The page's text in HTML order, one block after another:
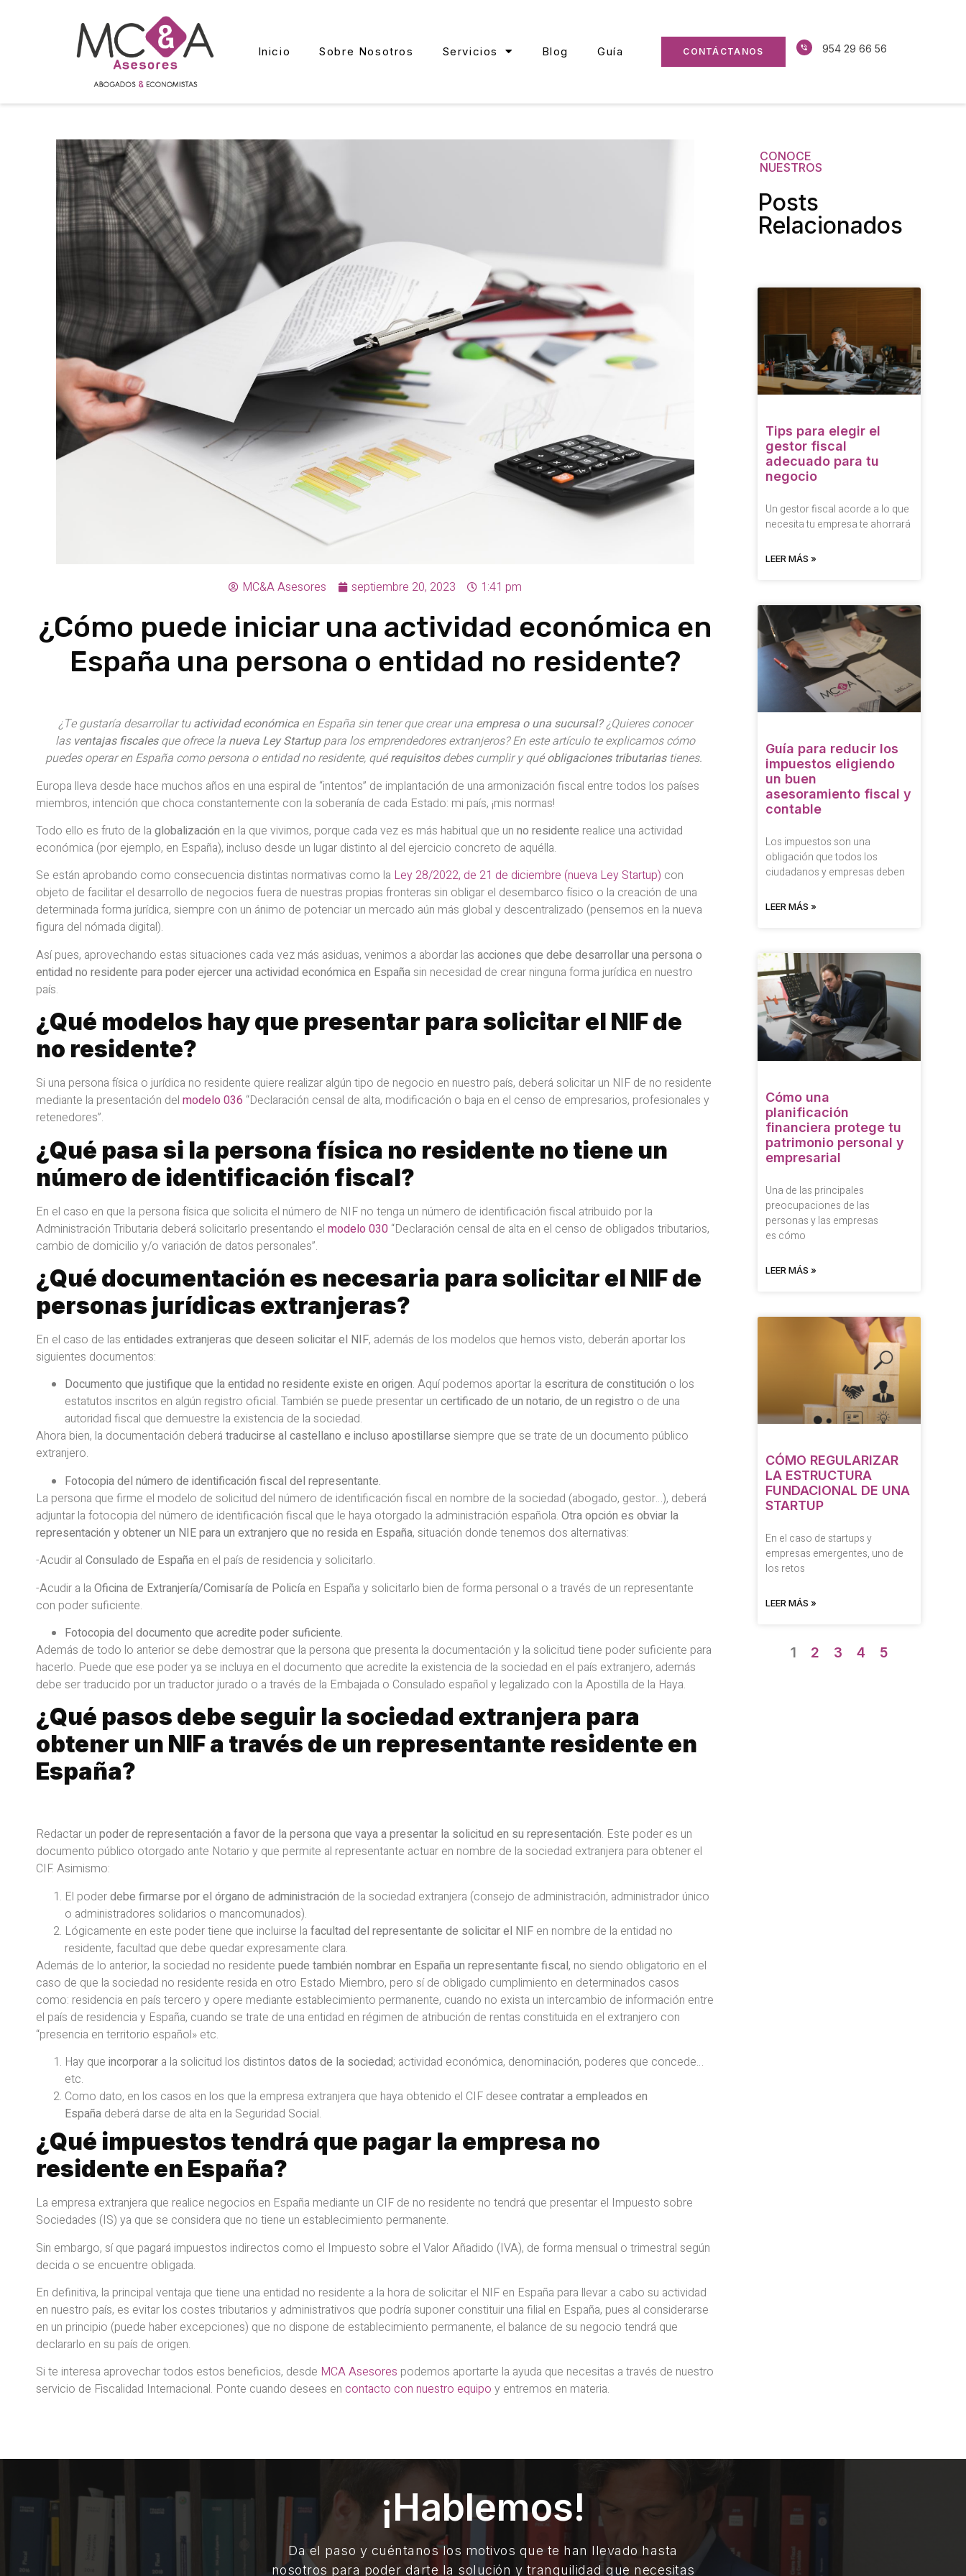
Inicio Sobre Nosotros Servicios Blog Guía CONTÁCTANOS 954 29 66 56
MC&A Asesores septiembre 20, 2023 1:41 pm
¿Cómo puede iniciar una actividad económica en
España una persona o entidad no residente?
¿Te gustaría desarrollar tuactividad económica en España sin tener que crear una empresa o una sucursal?¿Quieres conocer
las ventajas fiscalesque ofrece la nueva Ley Startuppara los emprendedores extranjeros? En este artículo te explicamos cómo
puedes operar en España como persona o entidad no residente, quérequisitosdebes cumplir y quéobligaciones tributariastienes.
Europa lleva desde hace muchos años en una espiral de “intentos” de implantación de una armonización fiscal entre todos los países
miembros, intención que choca constantemente con la soberanía de cada Estado: mi país, ¡mis normas!
Todo ello es fruto de la globalización en la que vivimos, porque cada vez es más habitual que un no residente realice una actividad
económica (por ejemplo, en España), incluso desde un lugar distinto al del ejercicio concreto de aquélla.
Se están aprobando como consecuencia distintas normativas como la Ley 28/2022, de 21 de diciembre (nueva Ley Startup) con
objeto de facilitar el desarrollo de negocios fuera de nuestras propias fronteras sin obligar el desembarco físico o la creación de una
determinada forma jurídica, siempre con un ánimo de potenciar un mercado aún más global y descentralizado (pensemos en la nueva
figura del nómada digital).
Así pues, aprovechando estas situaciones cada vez más asiduas, venimos a abordar las acciones que debe desarrollar una persona o
entidad no residente para poder ejercer una actividad económica en Españasin necesidad de crear ninguna forma jurídica en nuestro
país.
¿Qué modelos hay que presentar para solicitar el NIF de
no residente?
Si una persona física o jurídica no residente quiere realizar algún tipo de negocio en nuestro país, deberá solicitar un NIF de no residente
mediante la presentación del modelo 036 “Declaración censal de alta, modificación o baja en el censo de empresarios, profesionales y
retenedores”.
¿Qué pasa si la persona física no residente no tiene un
número de identificación fiscal?
En el caso en que la persona física que solicita el número de NIF no tenga un número de identificación fiscal atribuido por la
Administración Tributaria deberá solicitarlo presentando el modelo 030 “Declaración censal de alta en el censo de obligados tributarios,
cambio de domicilio y/o variación de datos personales”.
¿Qué documentación es necesaria para solicitar el NIF de
personas jurídicas extranjeras?
En el caso de las entidades extranjeras que deseen solicitar el NIF, además de los modelos que hemos visto, deberán aportar los
siguientes documentos:
Documento que justifique que la entidad no residente existe en origen. Aquí podemos aportar la escritura de constitución o los
estatutos inscritos en algún registro oficial. También se puede presentar un certificado de un notario, de un registro o de una
autoridad fiscal que demuestre la existencia de la sociedad.
Ahora bien, la documentación deberá traducirse al castellano e incluso apostillarse siempre que se trate de un documento público
extranjero.
Fotocopia del número de identificación fiscal del representante.
La persona que firme el modelo de solicitud del número de identificación fiscal en nombre de la sociedad (abogado, gestor…), deberá
adjuntar la fotocopia del número de identificación fiscal que le haya otorgado la administración española. Otra opción es obviar la
representación y obtener un NIE para un extranjero que no resida en España, situación donde tenemos dos alternativas:
-Acudir al Consulado de España en el país de residencia y solicitarlo.
-Acudir a la Oficina de Extranjería/Comisaría de Policía en España y solicitarlo bien de forma personal o a través de un representante
con poder suficiente.
Fotocopia del documento que acredite poder suficiente.
Además de todo lo anterior se debe demostrar que la persona que presenta la documentación y la solicitud tiene poder suficiente para
hacerlo. Puede que ese poder ya se incluya en el documento que acredite la existencia de la sociedad en el país extranjero, además
debe ser traducido por un traductor jurado o a través de la Embajada o Consulado español y legalizado con la Apostilla de la Haya.
¿Qué pasos debe seguir la sociedad extranjera para
obtener un NIF a través de un representante residente en
España?
Redactar un poder de representación a favor de la persona que vaya a presentar la solicitud en su representación. Este poder es un
documento público otorgado ante Notario y que permite al representante actuar en nombre de la sociedad extranjera para obtener el
CIF. Asimismo:
El poderdebe firmarse por el órgano de administración de la sociedad extranjera (consejo de administración, administrador único
o administradores solidarios o mancomunados).
Lógicamente en este poder tiene que incluirse la facultad del representante de solicitar el NIF en nombre de la entidad no
residente, facultad que debe quedar expresamente clara.
Además de lo anterior, la sociedad no residente puede también nombrar en España un representante fiscal, no siendo obligatorio en el
caso de que la sociedad no residente resida en otro Estado Miembro, pero sí de obligado cumplimiento en determinados casos
como: residencia en país tercero y opere mediante establecimiento permanente, cuando no exista un intercambio de información entre
el país de residencia y España, cuando se trate de una entidad en régimen de atribución de rentas constituida en el extranjero con
“presencia en territorio español» etc.
Hay que incorporar a la solicitud los distintos datos de la sociedad; actividad económica, denominación, poderes que concede…
etc.
Como dato, en los casos en los que la empresa extranjera que haya obtenido el CIF desee contratar a empleados en
España deberá darse de alta en la Seguridad Social.
¿Qué impuestos tendrá que pagar la empresa no
residente en España?
La empresa extranjera que realice negocios en España mediante un CIF de no residente no tendrá que presentar el Impuesto sobre
Sociedades (IS) ya que se considera que no tiene un establecimiento permanente.
Sin embargo, sí que pagará impuestos indirectos como el Impuesto sobre el Valor Añadido (IVA), de forma mensual o trimestral según
decida o se encuentre obligada.
En definitiva, la principal ventaja que tiene una entidad no residente a la hora de solicitar el NIF en España para llevar a cabo su actividad
en nuestro país, es evitar los costes tributarios y administrativos que podría suponer constituir una filial en España, pues al considerarse
en un principio (puede haber excepciones) que no dispone de establecimiento permanente, el balance de su negocio tendrá que
declararlo en su país de origen.
Si te interesa aprovechar todos estos beneficios, desde MCA Asesores podemos aportarte la ayuda que necesitas a través de nuestro
servicio de Fiscalidad Internacional. Ponte cuando desees en contacto con nuestro equipo y entremos en materia.
CONOCE
NUESTROS
Posts
Relacionados
Tips para elegir el
gestor fiscal
adecuado para tu
negocio
Un gestor fiscal acorde a lo que
necesita tu empresa te ahorrará
LEER MÁS »
Guía para reducir los
impuestos eligiendo
un buen
asesoramiento fiscal y
contable
Los impuestos son una
obligación que todos los
ciudadanos y empresas deben
LEER MÁS »
Cómo una
planificación
financiera protege tu
patrimonio personal y
empresarial
Una de las principales
preocupaciones de las
personas y las empresas
es cómo
LEER MÁS »
CÓMO REGULARIZAR
LA ESTRUCTURA
FUNDACIONAL DE UNA
STARTUP
En el caso de startups y
empresas emergentes, uno de
los retos
LEER MÁS »
1 2 3 4 5
¡Hablemos!
Da el paso y cuéntanos los motivos que te han llevado hasta
nosotros para poder darte la solución y tranquilidad que necesitas